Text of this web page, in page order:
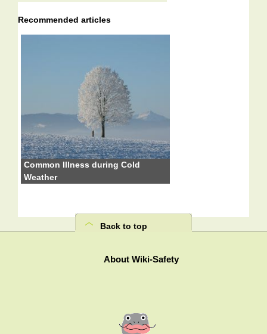
Recommended articles
Common Illness during Cold
Weather
Back to top
About Wiki-Safety